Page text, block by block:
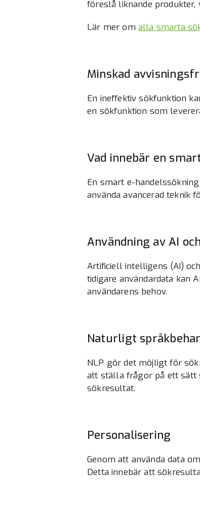
föreslå liknande
Lär mer om alla smarta
Minskad
En ineffektiv sökfunktion
en sökfunktion som
Vad innebär en
En smart e-
använda avancerad teknik
Användning av AI
Artificiell intelligens (AI)
tidigare användardata kan
användarens behov.
Naturligt
NLP gör det möjligt för
att ställa frågor på ett sätt
sökresultat.
Personalisering
Genom att använda data
Detta innebär att